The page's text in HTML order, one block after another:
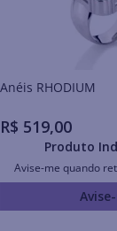
Anéis RHODIUM
R$ 519,00
Produto
Avise-me quando